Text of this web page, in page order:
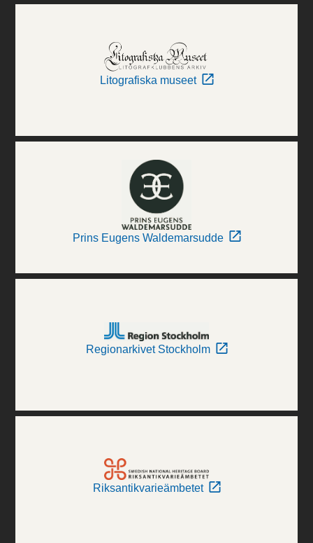
Litografiska museet
Prins Eugens Waldemarsudde
Regionarkivet Stockholm
Riksantikvarieämbetet